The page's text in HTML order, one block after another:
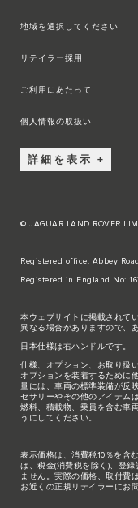
地域を選択してください
リテイラー採用
ご利用にあたって
個人情報の取扱い
詳細を表示
© JAGUAR LAND ROVER
Registered office: Abbey
Registered in England No:
本ウェブサイトに掲載されて
異なる場合がありますので、
日本仕様は右ハンドルです。
仕様、オプション、お取り扱
オプションを装着するために
量には、車両の標準装備が反
セサリーやその他のアイテム
燃料、積載物、乗員を含む車
うにしてください。
表示価格は、消費税10％を含
は、税金(消費税を除く)、登
ません。実際の価格、取付費
お近くの正規リテイラーにお